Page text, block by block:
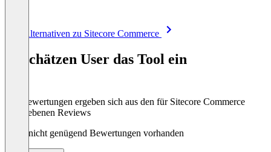
Alle Alternativen zu Sitecore Commerce
So schätzen User das Tool ein
Die Bewertungen ergeben sich aus den für Sitecore Commerce
abgegebenen Reviews
Noch nicht genügend Bewertungen vorhanden